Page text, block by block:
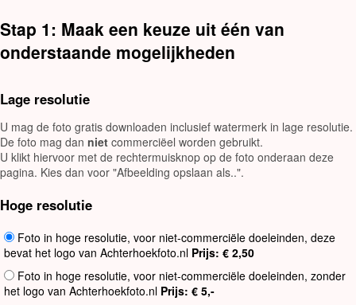
Stap 1: Maak een keuze uit één van
onderstaande mogelijkheden
Lage resolutie
U mag de foto gratis downloaden inclusief watermerk in lage resolutie.
De foto mag dan niet commerciëel worden gebruikt.
U klikt hiervoor met de rechtermuisknop op de foto onderaan deze
pagina. Kies dan voor "Afbeelding opslaan als..".
Hoge resolutie
Foto in hoge resolutie, voor niet-commerciële doeleinden, deze
bevat het logo van Achterhoekfoto.nl Prijs: € 2,50
Foto in hoge resolutie, voor niet-commerciële doeleinden, zonder
het logo van Achterhoekfoto.nl Prijs: € 5,-